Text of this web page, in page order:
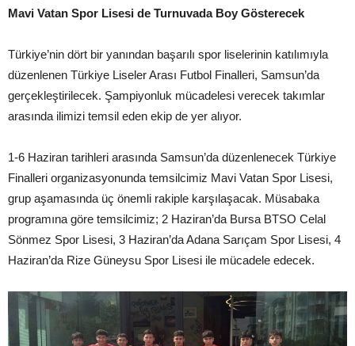
Mavi Vatan Spor Lisesi de Turnuvada Boy Gösterecek
Türkiye’nin dört bir yanından başarılı spor liselerinin katılımıyla
düzenlenen Türkiye Liseler Arası Futbol Finalleri, Samsun’da
gerçekleştirilecek. Şampiyonluk mücadelesi verecek takımlar
arasında ilimizi temsil eden ekip de yer alıyor.
1-6 Haziran tarihleri arasında Samsun’da düzenlenecek Türkiye
Finalleri organizasyonunda temsilcimiz Mavi Vatan Spor Lisesi,
grup aşamasında üç önemli rakiple karşılaşacak. Müsabaka
programına göre temsilcimiz; 2 Haziran’da Bursa BTSO Celal
Sönmez Spor Lisesi, 3 Haziran’da Adana Sarıçam Spor Lisesi, 4
Haziran’da Rize Güneysu Spor Lisesi ile mücadele edecek.